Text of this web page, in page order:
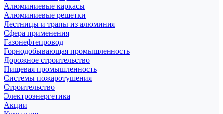
Алюминиевые каркасы
Алюминиевые решетки
Лестницы и трапы из алюминия
Сфера применения
Газонефтепровод
Горнодобывающая промышленность
Дорожное строительство
Пищевая промышленность
Системы пожаротушения
Строительство
Электроэнергетика
Акции